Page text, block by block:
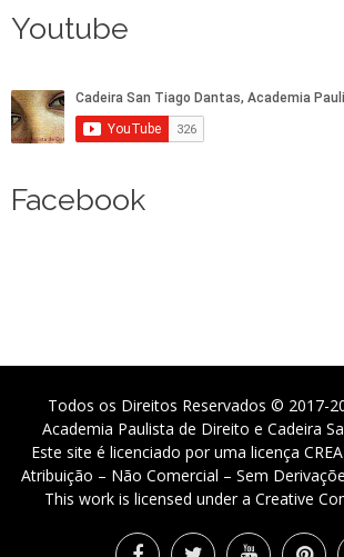
Youtube
Facebook
Todos os Direitos Reservados © 2017-
Academia Paulista de Direito e Cadeira
Este site é licenciado por uma licença
Atribuição – Não Comercial – Sem
This work is licensed under a Creative